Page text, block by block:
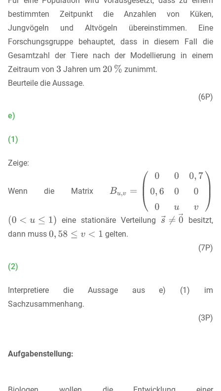
bestimmten Zeitpunkt die Anzahlen von Küken,
Jungvögeln und Altvögeln übereinstimmen. Eine
Forschungsgruppe behauptet, dass in diesem Fall die
Gesamtzahl der Tiere nach der Modellierung in einem
Zeitraum von
Jahren um
zunimmt.
Beurteile die Aussage.
(6P)
e)
(1)
Zeige:
Wenn die Matrix
eine stationäre Verteilung
besitzt,
dann muss
gelten.
(7P)
(2)
Interpretiere die Aussage aus e) (1) im
Sachzusammenhang.
(3P)
Aufgabenstellung: